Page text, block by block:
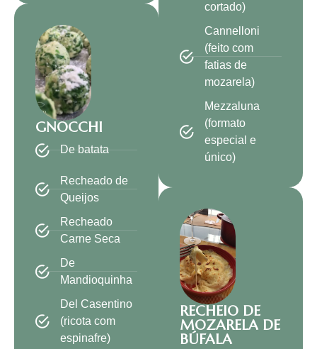
GNOCCHI
De batata
Recheado de
Queijos
Recheado
Carne Seca
De
Mandioquinha
Del Casentino
(ricota com
espinafre)
cortado)
Cannelloni
(feito com
fatias de
mozarela)
Mezzaluna
(formato
especial e
único)
RECHEIO DE
MOZARELA DE
BÚFALA